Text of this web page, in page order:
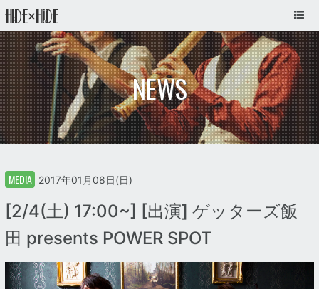
NEWS
MEDIA 2017年01月08日(日)
[2/4(土) 17:00~] [出演] ゲッターズ飯
田 presents POWER SPOT